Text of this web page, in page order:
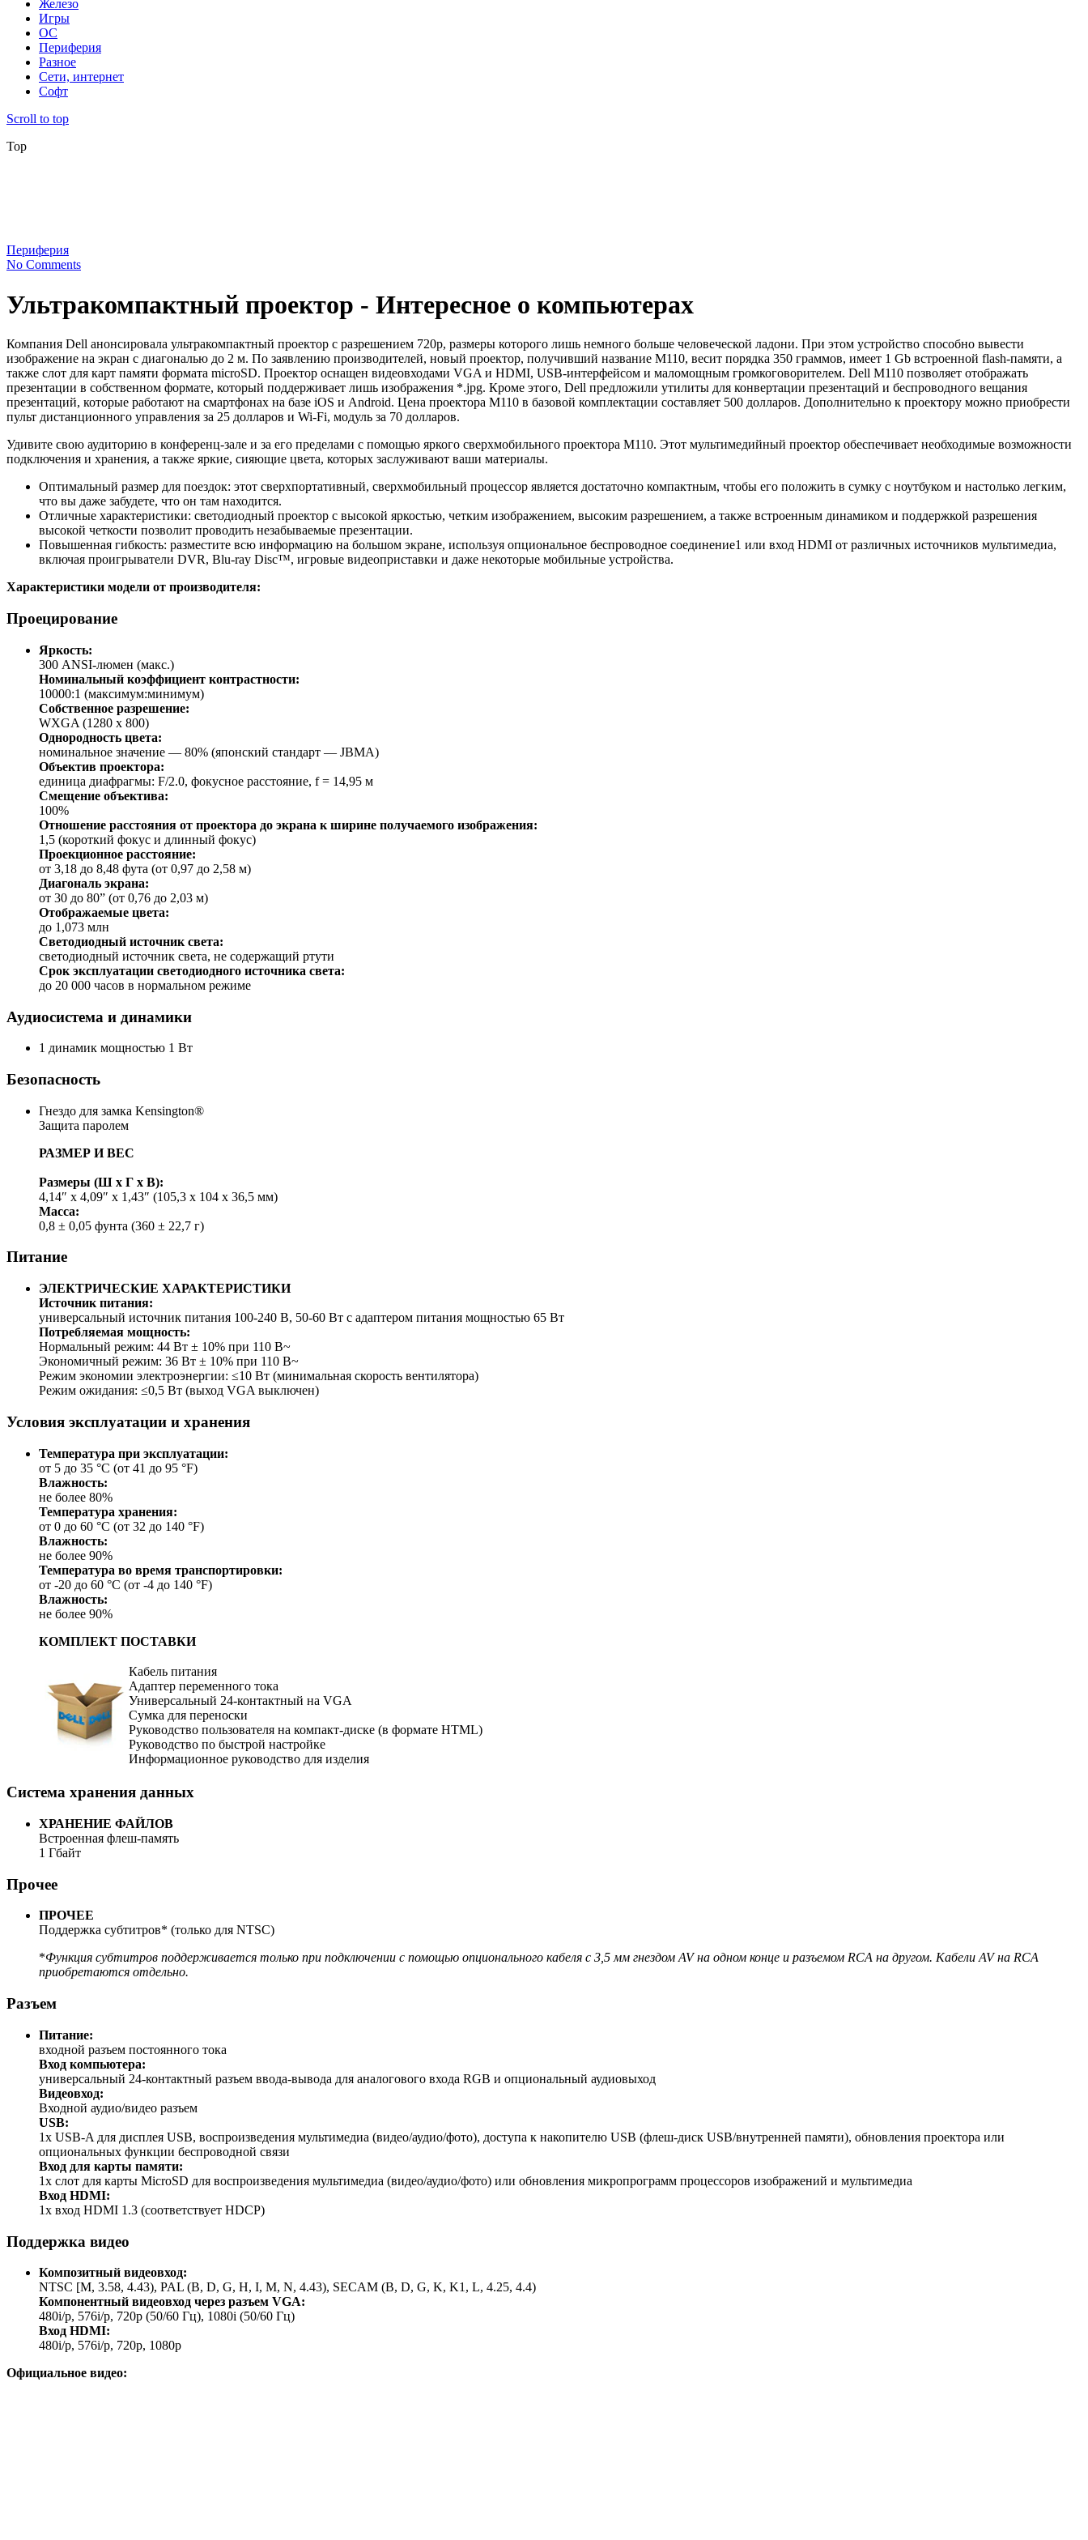
Железо
Игры
ОС
Периферия
Разное
Сети, интернет
Софт
Scroll to top
Top
Периферия
No Comments
Ультракомпактный проектор - Интересное о компьютерах
Компания Dell анонсировала ультракомпактный проектор с разрешением 720p, размеры которого лишь немного больше человеческой ладони. При этом устройство способно вывести
изображение на экран с диагональю до 2 м. По заявлению производителей, новый проектор, получивший название M110, весит порядка 350 граммов, имеет 1 Gb встроенной flash-памяти, а
также слот для карт памяти формата microSD. Проектор оснащен видеовходами VGA и HDMI, USB-интерфейсом и маломощным громкоговорителем. Dell M110 позволяет отображать
презентации в собственном формате, который поддерживает лишь изображения *.jpg. Кроме этого, Dell предложили утилиты для конвертации презентаций и беспроводного вещания
презентаций, которые работают на смартфонах на базе iOS и Android. Цена проектора М110 в базовой комплектации составляет 500 долларов. Дополнительно к проектору можно приобрести
пульт дистанционного управления за 25 долларов и Wi-Fi, модуль за 70 долларов.
Удивите свою аудиторию в конференц-зале и за его пределами с помощью яркого сверхмобильного проектора M110. Этот мультимедийный проектор обеспечивает необходимые возможности
подключения и хранения, а также яркие, сияющие цвета, которых заслуживают ваши материалы.
Оптимальный размер для поездок: этот сверхпортативный, сверхмобильный процессор является достаточно компактным, чтобы его положить в сумку с ноутбуком и настолько легким,
что вы даже забудете, что он там находится.
Отличные характеристики: светодиодный проектор с высокой яркостью, четким изображением, высоким разрешением, а также встроенным динамиком и поддержкой разрешения
высокой четкости позволит проводить незабываемые презентации.
Повышенная гибкость: разместите всю информацию на большом экране, используя опциональное беспроводное соединение1 или вход HDMI от различных источников мультимедиа,
включая проигрыватели DVR, Blu-ray Disc™, игровые видеоприставки и даже некоторые мобильные устройства.
Характеристики модели от производителя:
Проецирование
Яркость:
300 ANSI-люмен (макс.)
Номинальный коэффициент контрастности:
10000:1 (максимум:минимум)
Собственное разрешение:
WXGA (1280 x 800)
Однородность цвета:
номинальное значение — 80% (японский стандарт — JBMA)
Объектив проектора:
единица диафрагмы: F/2.0, фокусное расстояние, f = 14,95 м
Смещение объектива:
100%
Отношение расстояния от проектора до экрана к ширине получаемого изображения:
1,5 (короткий фокус и длинный фокус)
Проекционное расстояние:
от 3,18 до 8,48 фута (от 0,97 до 2,58 м)
Диагональ экрана:
от 30 до 80” (от 0,76 до 2,03 м)
Отображаемые цвета:
до 1,073 млн
Светодиодный источник света:
светодиодный источник света, не содержащий ртути
Срок эксплуатации светодиодного источника света:
до 20 000 часов в нормальном режиме
Аудиосистема и динамики
1 динамик мощностью 1 Вт
Безопасность
Гнездо для замка Kensington®
Защита паролем
РАЗМЕР И ВЕС
Размеры (Ш x Г x В):
4,14″ x 4,09″ x 1,43″ (105,3 x 104 x 36,5 мм)
Масса:
0,8 ± 0,05 фунта (360 ± 22,7 г)
Питание
ЭЛЕКТРИЧЕСКИЕ ХАРАКТЕРИСТИКИ
Источник питания:
универсальный источник питания 100-240 В, 50-60 Вт с адаптером питания мощностью 65 Вт
Потребляемая мощность:
Нормальный режим: 44 Вт ± 10% при 110 В~
Экономичный режим: 36 Вт ± 10% при 110 В~
Режим экономии электроэнергии: ≤10 Вт (минимальная скорость вентилятора)
Режим ожидания: ≤0,5 Вт (выход VGA выключен)
Условия эксплуатации и хранения
Температура при эксплуатации:
от 5 до 35 °C (от 41 до 95 °F)
Влажность:
не более 80%
Температура хранения:
от 0 до 60 °C (от 32 до 140 °F)
Влажность:
не более 90%
Температура во время транспортировки:
от -20 до 60 °C (от -4 до 140 °F)
Влажность:
не более 90%
КОМПЛЕКТ ПОСТАВКИ
Кабель питания
Адаптер переменного тока
Универсальный 24-контактный на VGA
Сумка для переноски
Руководство пользователя на компакт-диске (в формате HTML)
Руководство по быстрой настройке
Информационное руководство для изделия
Система хранения данных
ХРАНЕНИЕ ФАЙЛОВ
Встроенная флеш-память
1 Гбайт
Прочее
ПРОЧЕЕ
Поддержка субтитров* (только для NTSC)
*Функция субтитров поддерживается только при подключении с помощью опционального кабеля с 3,5 мм гнездом AV на одном конце и разъемом RCA на другом. Кабели AV на RCA
приобретаются отдельно.
Разъем
Питание:
входной разъем постоянного тока
Вход компьютера:
универсальный 24-контактный разъем ввода-вывода для аналогового входа RGB и опциональный аудиовыход
Видеовход:
Входной аудио/видео разъем
USB:
1x USB-A для дисплея USB, воспроизведения мультимедиа (видео/аудио/фото), доступа к накопителю USB (флеш-диск USB/внутренней памяти), обновления проектора или
опциональных функции беспроводной связи
Вход для карты памяти:
1x слот для карты MicroSD для воспроизведения мультимедиа (видео/аудио/фото) или обновления микропрограмм процессоров изображений и мультимедиа
Вход HDMI:
1x вход HDMI 1.3 (соответствует HDCP)
Поддержка видео
Композитный видеовход:
NTSC [M, 3.58, 4.43), PAL (B, D, G, H, I, M, N, 4.43), SECAM (B, D, G, K, K1, L, 4.25, 4.4)
Компонентный видеовход через разъем VGA:
480i/p, 576i/p, 720p (50/60 Гц), 1080i (50/60 Гц)
Вход HDMI:
480i/p, 576i/p, 720p, 1080p
Официальное видео: